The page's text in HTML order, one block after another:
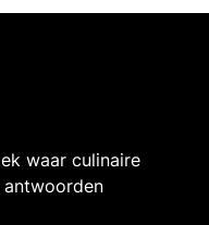
waar culinaire
antwoorden